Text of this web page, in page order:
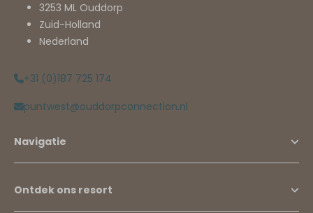
3253 ML Ouddorp
Zuid-Holland
Nederland
+31 (0)187 725 174
puntwest@ouddorpconnection.nl
Navigatie
Ontdek ons resort